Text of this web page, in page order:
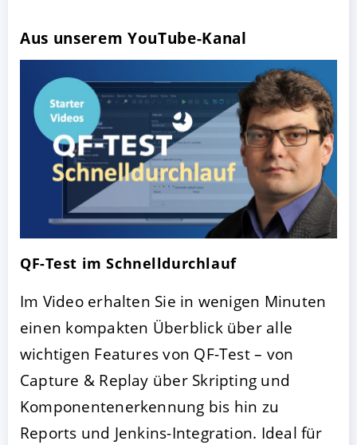
Aus unserem YouTube-Kanal
QF-Test im Schnelldurchlauf
Im Video erhalten Sie in wenigen Minuten
einen kompakten Überblick über alle
wichtigen Features von QF-Test – von
Capture & Replay über Skripting und
Komponentenerkennung bis hin zu
Reports und Jenkins-Integration. Ideal für